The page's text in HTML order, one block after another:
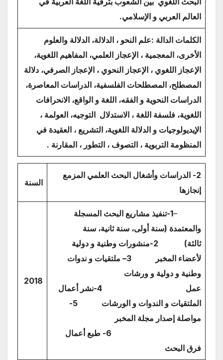
العالم العربي و الإسلامي.
الكلمات الدالة :علم النحو ، الدلالة، الدلالة والعلوم
الأخرى، المعجمية ، الإعجاز العلمي، المفاهيم اللغوية،
الإعجاز اللغوي ، الإعجاز النحوي ، الإعجاز الصرفي، دلالة
المصطلح، المصطلحات الفلسفية، الدراسات المعاصرة،
الدراسات النحوية و الفقه، اللغة و الواقع، الانحرافات
اللغوية، فلسفة اللغة ، الاستدلال التوجيه، العولمة ،
الإيديولوجيات و الدلالة اللغوية، التشريع ، العقيدة في
المنظومة التربوية ، التصوف ، التطور ، المقارنة .
2- الدراسات وأشغال البحث العلمي المزمع
إنجازها
السنة
– 1-تنفيذ مشاريع البحث المسجلة
والمعتمدة (سنة أولى، سنة ثانية، سنة
ثالثة)
2-منشورات وطنية و دولية
لأعضاء المخبر
3– ملتقيات و ندوات
وطنية و دولية و ورشات
عمل
4-نشر أعمال
الملتقيات و الندوات و الورشات
5-
مواصلة إصدار مجلة المخبر
6- طبع أعمال
فرق البحث
2018